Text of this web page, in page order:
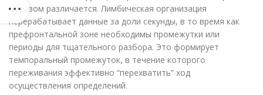
образом различается. Лимбическая организация
перерабатывает данные за доли секунды, в то время как
префронтальной зоне необходимы промежутки или
периоды для тщательного разбора. Это формирует
темпоральный промежуток, в течение которого
переживания эффективно “перехватить” ход
осуществления определений.